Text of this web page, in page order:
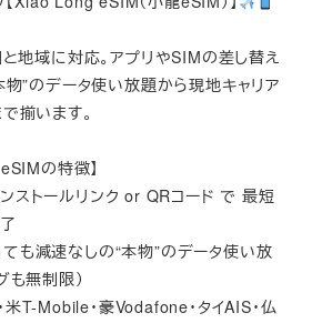
地域に対応。アプリやSIMの差し替え
物”のデータ使い放題から現地キャリア
揃います。
の特徴】
ンストールリンク or QRコード で 最短
も減速なしの“本物”のデータ使い放
も無制限）
米T-Mobile・豪Vodafone・タイAIS・仏